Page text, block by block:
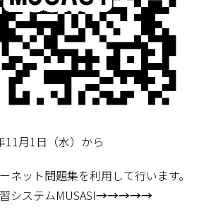
11月1日（水）から
ネット問題集を利用して行います。
システムMUSASI→→→→→